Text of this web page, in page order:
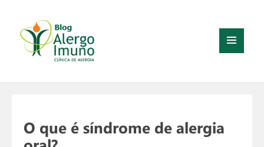
O que é síndrome de alergia